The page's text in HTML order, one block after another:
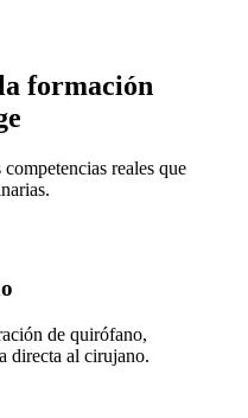
formación
reales que
de quirófano,
directa al cirujano.